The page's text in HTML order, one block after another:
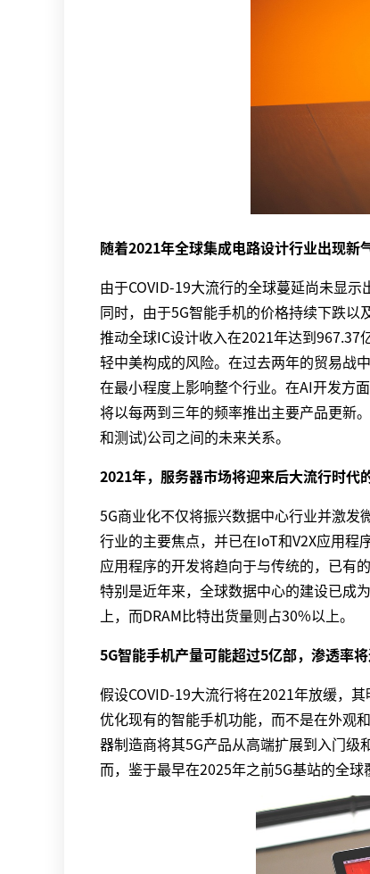
随着2021年全球集成电路设计行业出现新
由于COVID-19大流行的全球蔓延尚未显
同时，由于5G智能手机的价格持续下跌
推动全球IC设计收入在2021年达到
轻中美构成的风险。在过去两年的贸易战
在最小程度上影响整个行业。在AI开发方
将以每两到三年的频率推出主要产品更新
和测试)公司之间的未来关系。
2021年，服务器市场将迎来后大流行时代
5G商业化不仅将振兴数据中心行业并激
行业的主要焦点，并已在IoT和V2X应用
应用程序的开发将趋向于与传统的，已有
特别是近年来，全球数据中心的建设已成
上，而DRAM比特出货量则占30%以上。
5G智能手机产量可能超过5亿部，渗透率
假设COVID-19大流行将在2021年放缓，
优化现有的智能手机功能，而不是在外观
器制造商将其5G产品从高端扩展到入门
而，鉴于最早在2025年之前5G基站的全